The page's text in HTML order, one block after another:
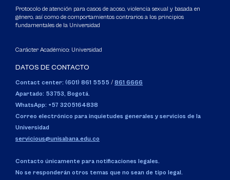
Protocolo de atención para casos de acoso, violencia sexual y basada en
género, así como de comportamientos contrarios a los principios
fundamentales de la Universidad
Carácter Académico: Universidad
DATOS DE CONTACTO
Contact center: (601) 861 5555 / 861 6666
Apartado: 53753, Bogotá.
WhatsApp: +57 3205164838
Correo electrónico para inquietudes generales y servicios de la
Universidad
servicious@unisabana.edu.co
Contacto únicamente para notificaciones legales.
No se responderán otros temas que no sean de tipo legal.